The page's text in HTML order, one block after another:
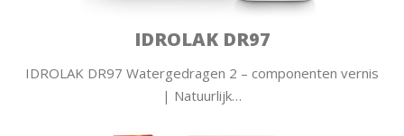
IDROLAK DR97
IDROLAK DR97 Watergedragen 2 – componenten vernis
| Natuurlijk…